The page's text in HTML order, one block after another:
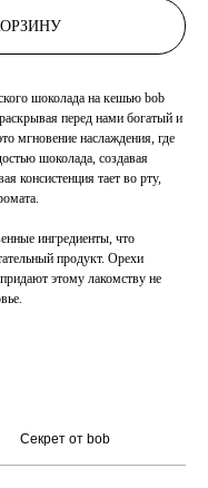
шоколада на кешью bob
перед нами богатый и
мгновение наслаждения, где
шоколада, создавая
консистенция тает во рту,
ингредиенты, что
продукт. Орехи
этому лакомству не
Секрет от bob